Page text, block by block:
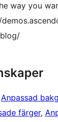
way you
Anpassad
färger,